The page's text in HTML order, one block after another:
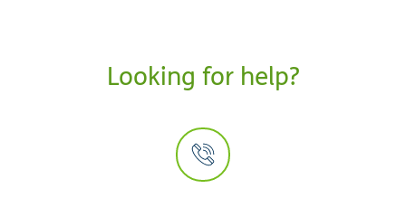
Looking for help?